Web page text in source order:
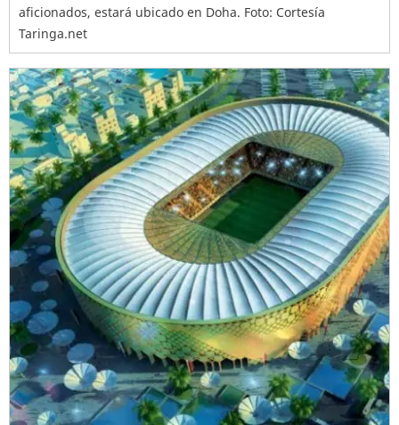
aficionados, estará ubicado en Doha. Foto: Cortesía
Taringa.net